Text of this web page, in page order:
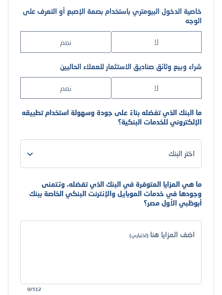
خاصية الدخول البيومتري باستخدام بصمة الإصبع أو التعرف على
الوجه
لا نعم
شراء وبيع وثائق صناديق الاستثمار للعملاء الحاليين
لا نعم
ما البنك الذي تفضله بناءً على جودة وسهولة استخدام تطبيقه
الإلكتروني للخدمات البنكية؟
اختر البنك
ما هي المزايا المتوفرة في البنك الذي تفضله، وتتمنى
وجودها في خدمات الموبايل والإنترنت البنكي الخاصة ببنك
أبوظبي الأول مصر؟
اضف المزايا هنا ( اختياري)
0/512